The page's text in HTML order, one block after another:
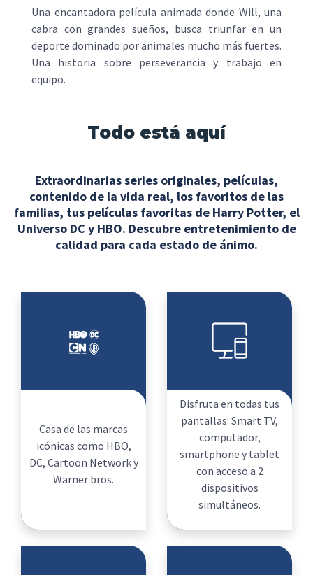
Una encantadora película animada donde Will, una
cabra con grandes sueños, busca triunfar en un
deporte dominado por animales mucho más fuertes.
Una historia sobre perseverancia y trabajo en
equipo.
Todo está aquí
Extraordinarias series originales, películas,
contenido de la vida real, los favoritos de las
familias, tus películas favoritas de Harry Potter, el
Universo DC y HBO. Descubre entretenimiento de
calidad para cada estado de ánimo.
Casa de las marcas
icónicas como HBO,
DC, Cartoon Network y
Warner bros.
Disfruta en todas tus
pantallas: Smart TV,
computador,
smartphone y tablet
con acceso a 2
dispositivos
simultáneos.